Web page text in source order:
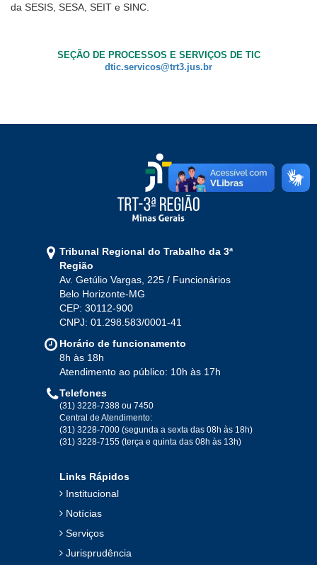
da SESIS, SESA, SEIT e SINC.
SEÇÃO DE PROCESSOS E SERVIÇOS DE TIC
dtic.servicos@trt3.jus.br
Tribunal Regional do Trabalho da 3ª
Região
Av. Getúlio Vargas, 225 / Funcionários
Belo Horizonte-MG
CEP: 30112-900
CNPJ: 01.298.583/0001-41
Horário de funcionamento
8h às 18h
Atendimento ao público: 10h às 17h
Telefones
(31) 3228-7388 ou 7450
Central de Atendimento:
(31) 3228-7000 (segunda a sexta das 08h às 18h)
(31) 3228-7155 (terça e quinta das 08h às 13h)
Links Rápidos
Institucional
Notícias
Serviços
Jurisprudência